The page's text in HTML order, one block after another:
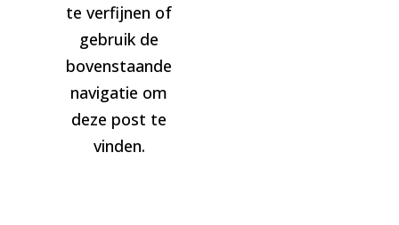
te verfijnen of
gebruik de
bovenstaande
navigatie om
deze post te
vinden.